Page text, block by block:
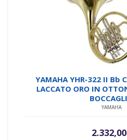
YAMAHA YHR-322 II Bb
LACCATO ORO IN
YAMAHA
2.332,00